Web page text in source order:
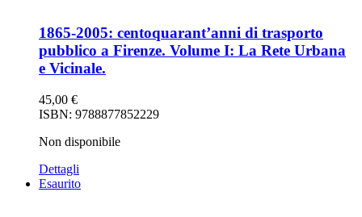
1865-2005: centoquarant’anni di trasporto
pubblico a Firenze. Volume I: La Rete Urbana
e Vicinale.
45,00 €
ISBN: 9788877852229
Non disponibile
Dettagli
Esaurito